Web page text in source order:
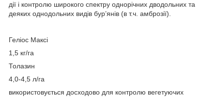
дії і контролю широкого спектру однорічних дводольних та
деяких однодольних видів бур’янів (в т.ч. амброзії).
Геліос Максі
1,5 кг/га
Толазин
4,0-4,5 л/га
використовується досходово для контролю вегетуючих